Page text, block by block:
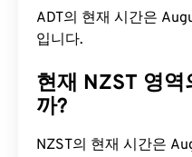
ADT의 현재 시간은
입니다.
현재 NZST 영역
까?
NZST의 현재 시간은